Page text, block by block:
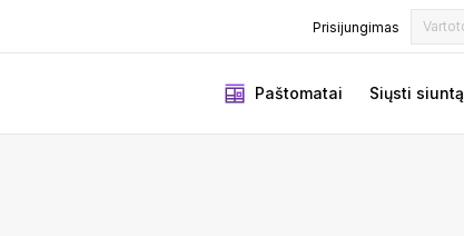
Prisijungimas
Paštomatai Siųsti siuntą